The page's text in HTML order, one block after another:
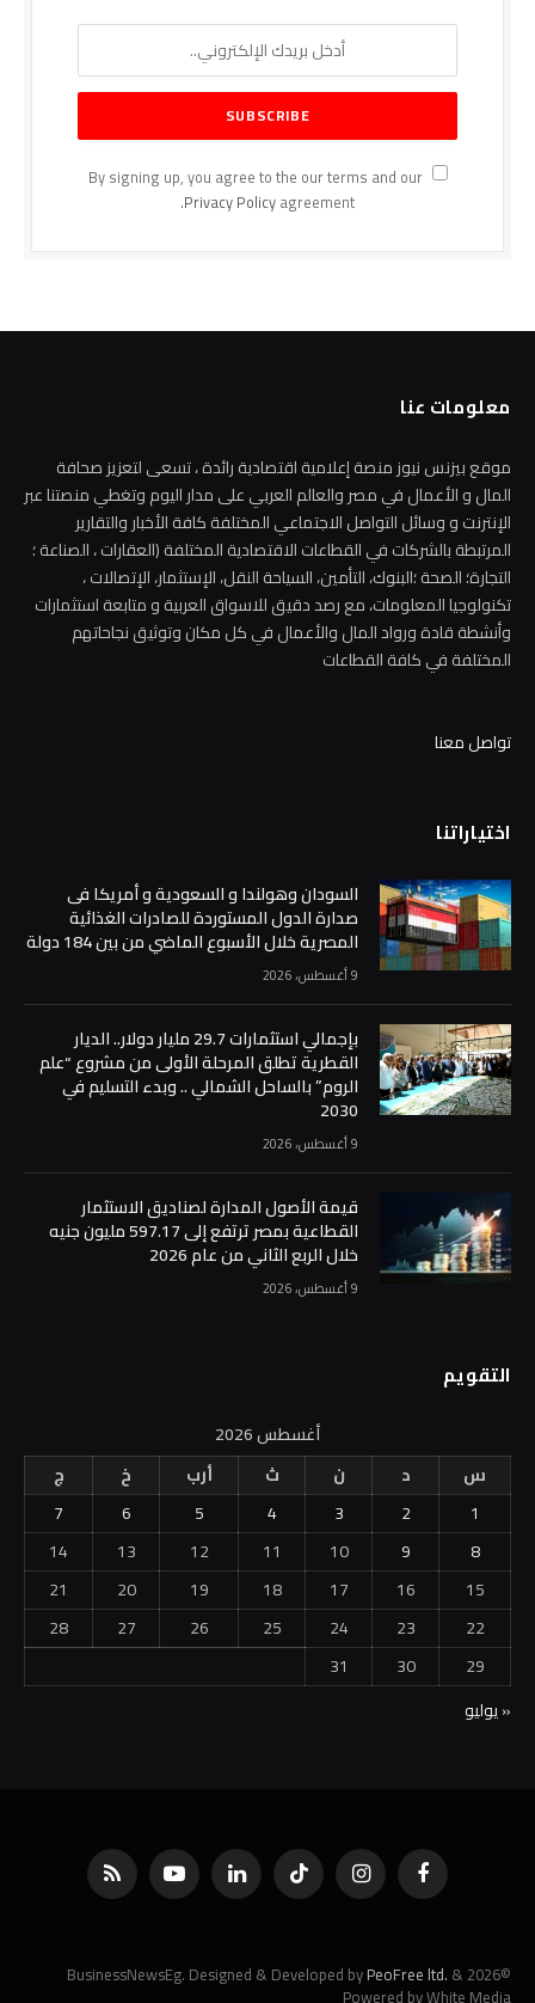
By signing up, you agree to the our terms and our
Privacy Policyagreement.
معلومات عنا
موقع بيزنس نيوز منصة إعلامية اقتصادية رائدة ، تسعى لتعزيز صحافة
المال و الأعمال في مصر والعالم العربي على مدار اليوم وتغطي منصتنا عبر
الإنترنت و وسائل التواصل الاجتماعي المختلفة كافة الأخبار والتقارير
المرتبطة بالشركات في القطاعات الاقتصادية المختلفة (العقارات ، الصناعة ؛
التجارة؛ الصحة ؛البنوك، التأمين، السياحة النقل، الإستثمار، الإتصالات ،
تكنولوجيا المعلومات، مع رصد دقيق للاسواق العربية و متابعة استثمارات
وأنشطة قادة ورواد المال والأعمال في كل مكان وتوثيق نجاحاتهم
المختلفة في كافة القطاعات
تواصل معنا
اختياراتنا
السودان وهولندا و السعودية و أمريكا فى
صدارة الدول المستوردة للصادرات الغذائية
المصرية خلال الأسبوع الماضي من بين 184 دولة
9 أغسطس، 2026
بإجمالي استثمارات 29.7 مليار دولار.. الديار
القطرية تطلق المرحلة الأولى من مشروع “علم
الروم” بالساحل الشمالي .. وبدء التسليم في
2030
9 أغسطس، 2026
قيمة الأصول المدارة لصناديق الاستثمار
القطاعية بمصر ترتفع إلى 597.17 مليون جنيه
خلال الربع الثاني من عام 2026
9 أغسطس، 2026
التقويم
أغسطس 2026
س
د ن ث أرب خ
ج
1
2
3
4
5
6
7
8
9
10
11
12
13
14
15
16
17
18
19
20
21
22
23
24
25
26
27
28
29
30
31
« يوليو
فيسبوك الانستغرامتيكتوك لينكدإن يوتيوب RSS
©2026 BusinessNewsEg. Designed & Developed by
PeoFree ltd. &
Powered by White Media